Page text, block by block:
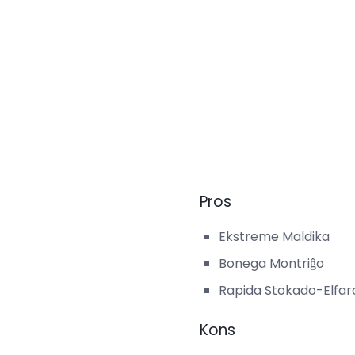
Pros
Ekstreme Maldika
Bonega Montriĝo
Rapida Stokado-
Kons